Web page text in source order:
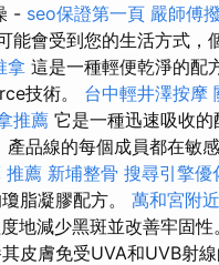
- seo保證第一頁 嚴師傅
能會受到您的生活方式，
拿 這是一種輕便乾淨的配
技術。 台中輕井澤按摩
推薦 它是一種迅速吸收
品線的每個成員都在敏
推薦 新埔整骨 搜尋引擎優
脂凝膠配方。 萬和宮附
地減少黑斑並改善牢固性
皮膚免受UVA和UVB射